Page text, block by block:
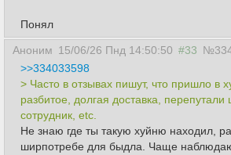
Понял
Аноним 15/06/26 Пнд 14:50:50 #33
>>334033598
> Часто в отзывах пишут, что пришло в
разбитое, долгая доставка, перепутали
сотрудник, etc.
Не знаю где ты такую хуйню находил,
ширпотребе для быдла. Чаще